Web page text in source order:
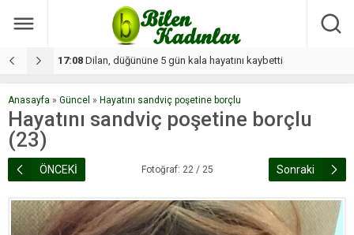
17:08 Dilan, düğününe 5 gün kala hayatını kaybetti
Anasayfa » Güncel » Hayatını sandviç poşetine borçlu
Hayatını sandviç poşetine borçlu
(23)
ÖNCEKİ Fotoğraf: 22 / 25 Sonraki